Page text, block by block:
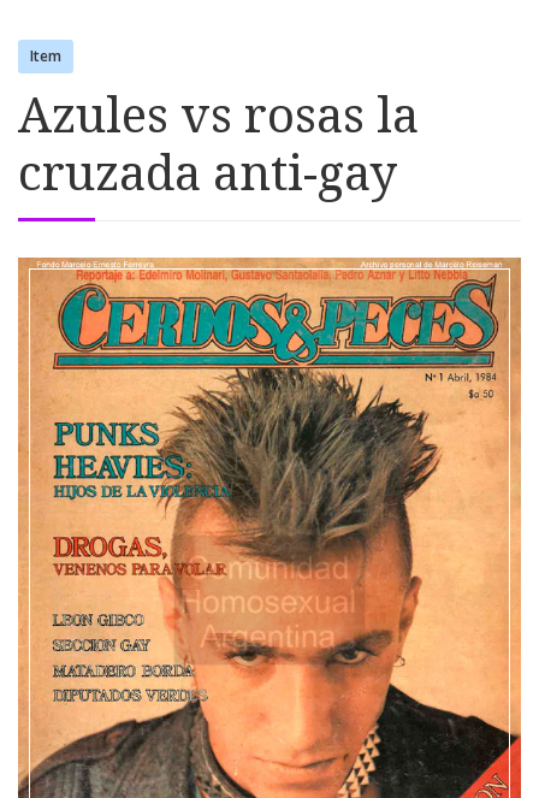
Item
Azules vs rosas la
cruzada anti-gay